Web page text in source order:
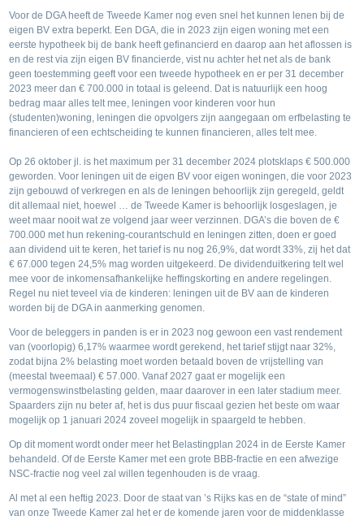
Voor de DGA heeft de Tweede Kamer nog even snel het kunnen lenen bij de
eigen BV extra beperkt. Een DGA, die in 2023 zijn eigen woning met een
eerste hypotheek bij de bank heeft gefinancierd en daarop aan het aflossen is
en de rest via zijn eigen BV financierde, vist nu achter het net als de bank
geen toestemming geeft voor een tweede hypotheek en er per 31 december
2023 meer dan € 700.000 in totaal is geleend. Dat is natuurlijk een hoog
bedrag maar alles telt mee, leningen voor kinderen voor hun
(studenten)woning, leningen die opvolgers zijn aangegaan om erfbelasting te
financieren of een echtscheiding te kunnen financieren, alles telt mee.
Op 26 oktober jl. is het maximum per 31 december 2024 plotsklaps € 500.000
geworden. Voor leningen uit de eigen BV voor eigen woningen, die voor 2023
zijn gebouwd of verkregen en als de leningen behoorlijk zijn geregeld, geldt
dit allemaal niet, hoewel … de Tweede Kamer is behoorlijk losgeslagen, je
weet maar nooit wat ze volgend jaar weer verzinnen. DGA’s die boven de €
700.000 met hun rekening-courantschuld en leningen zitten, doen er goed
aan dividend uit te keren, het tarief is nu nog 26,9%, dat wordt 33%, zij het dat
€ 67.000 tegen 24,5% mag worden uitgekeerd. De dividenduitkering telt wel
mee voor de inkomensafhankelijke heffingskorting en andere regelingen.
Regel nu niet teveel via de kinderen: leningen uit de BV aan de kinderen
worden bij de DGA in aanmerking genomen.
Voor de beleggers in panden is er in 2023 nog gewoon een vast rendement
van (voorlopig) 6,17% waarmee wordt gerekend, het tarief stijgt naar 32%,
zodat bijna 2% belasting moet worden betaald boven de vrijstelling van
(meestal tweemaal) € 57.000. Vanaf 2027 gaat er mogelijk een
vermogenswinstbelasting gelden, maar daarover in een later stadium meer.
Spaarders zijn nu beter af, het is dus puur fiscaal gezien het beste om waar
mogelijk op 1 januari 2024 zoveel mogelijk in spaargeld te hebben.
Op dit moment wordt onder meer het Belastingplan 2024 in de Eerste Kamer
behandeld. Of de Eerste Kamer met een grote BBB-fractie en een afwezige
NSC-fractie nog veel zal willen tegenhouden is de vraag.
Al met al een heftig 2023. Door de staat van ’s Rijks kas en de “state of mind”
van onze Tweede Kamer zal het er de komende jaren voor de middenklasse